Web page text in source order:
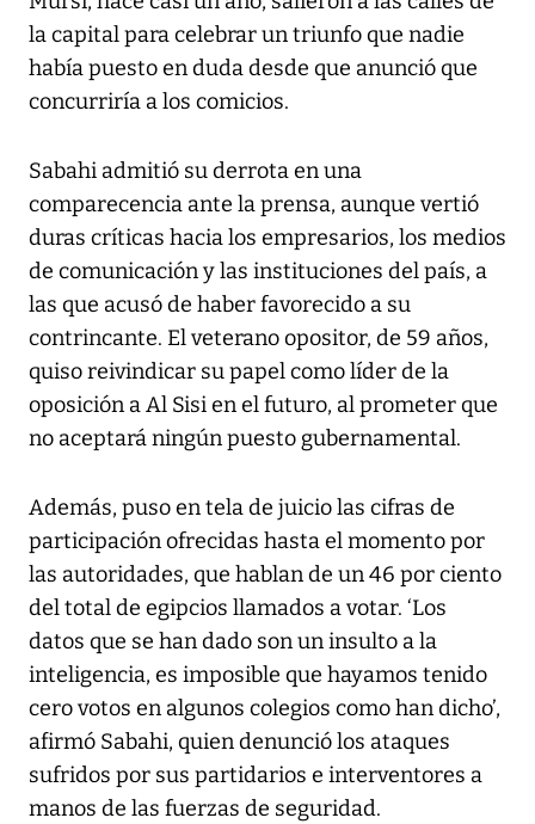
la capital para celebrar un triunfo que nadie
había puesto en duda desde que anunció que
concurriría a los comicios.
Sabahi admitió su derrota en una
comparecencia ante la prensa, aunque vertió
duras críticas hacia los empresarios, los medios
de comunicación y las instituciones del país, a
las que acusó de haber favorecido a su
contrincante. El veterano opositor, de 59 años,
quiso reivindicar su papel como líder de la
oposición a Al Sisi en el futuro, al prometer que
no aceptará ningún puesto gubernamental.
Además, puso en tela de juicio las cifras de
participación ofrecidas hasta el momento por
las autoridades, que hablan de un 46 por ciento
del total de egipcios llamados a votar. ‘Los
datos que se han dado son un insulto a la
inteligencia, es imposible que hayamos tenido
cero votos en algunos colegios como han dicho’,
afirmó Sabahi, quien denunció los ataques
sufridos por sus partidarios e interventores a
manos de las fuerzas de seguridad.